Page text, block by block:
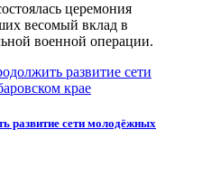
церемония
весомый вклад в
военной операции.
развитие сети молодёжных